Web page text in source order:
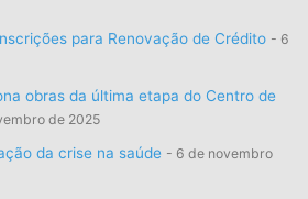
para Renovação de Crédito
6
obras da última etapa do Centro de
de 2025
da crise na saúde
6 de novembro